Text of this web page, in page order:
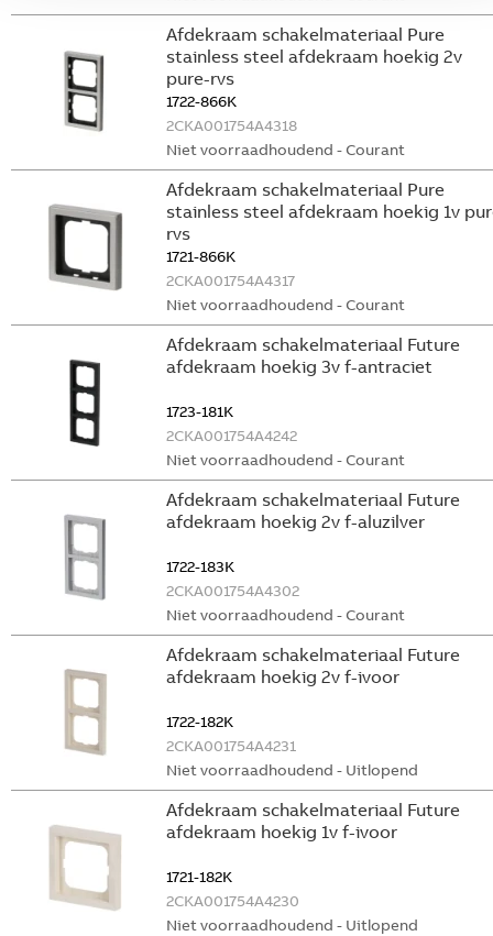
Afdekraam schakelmateriaal Pure
stainless steel afdekraam hoekig 2v
pure-rvs
1722-866K
2CKA001754A4318
Niet voorraadhoudend - Courant
Afdekraam schakelmateriaal Pure
stainless steel afdekraam hoekig 1v
rvs
1721-866K
2CKA001754A4317
Niet voorraadhoudend - Courant
Afdekraam schakelmateriaal Future
afdekraam hoekig 3v f-antraciet
1723-181K
2CKA001754A4242
Niet voorraadhoudend - Courant
Afdekraam schakelmateriaal Future
afdekraam hoekig 2v f-aluzilver
1722-183K
2CKA001754A4302
Niet voorraadhoudend - Courant
Afdekraam schakelmateriaal Future
afdekraam hoekig 2v f-ivoor
1722-182K
2CKA001754A4231
Niet voorraadhoudend - Uitlopend
Afdekraam schakelmateriaal Future
afdekraam hoekig 1v f-ivoor
1721-182K
2CKA001754A4230
Niet voorraadhoudend - Uitlopend